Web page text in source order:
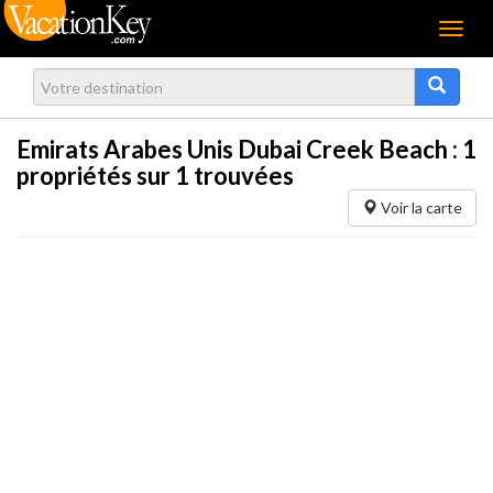
Menu
Emirats Arabes Unis Dubai Creek Beach : 1
propriétés sur 1 trouvées
Voir la carte